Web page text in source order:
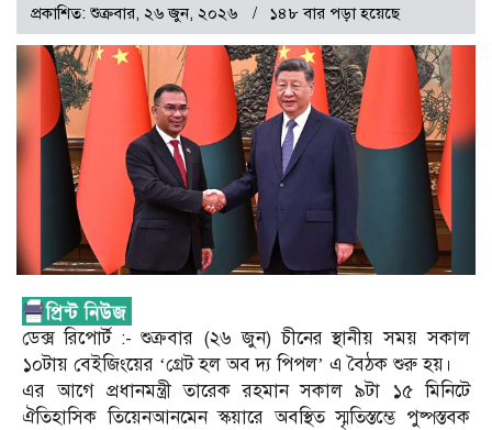
প্রকাশিত: শুক্রবার, ২৬ জুন, ২০২৬ ১৪৮ বার পড়া হয়েছে
ডেক্স রিপোর্ট :- শুক্রবার (২৬ জুন) চীনের স্থানীয় সময় সকাল
১০টায় বেইজিংয়ের ‘গ্রেট হল অব দ্য পিপল’ এ বৈঠক শুরু হয়।
এর আগে প্রধানমন্ত্রী তারেক রহমান সকাল ৯টা ১৫ মিনিটে
ঐতিহাসিক তিয়েনআনমেন স্কয়ারে অবস্থিত স্মৃতিস্তম্ভে পুষ্পস্তবক